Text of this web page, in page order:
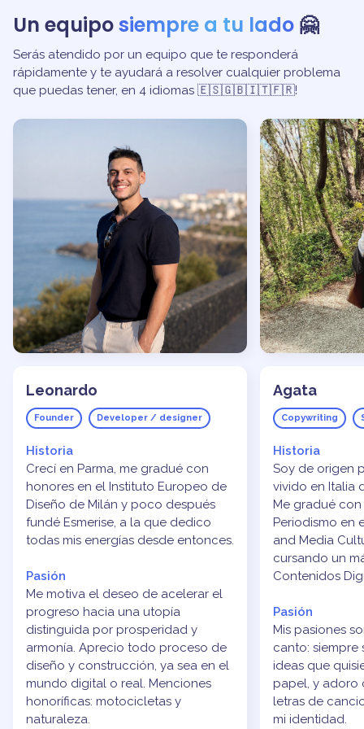
Un equiposiempre a tu lado 🤗
Serás atendido por un equipo que te responderá
rápidamente y te ayudará a resolver cualquier problema
que puedas tener, en 4 idiomas 🇪🇸🇬🇧🇮🇹🇫🇷!
Leonardo
Founder Developer / designer
Historia
Crecí en Parma, me gradué con
honores en el Instituto Europeo de
Diseño de Milán y poco después
fundé Esmerise, a la que dedico
todas mis energías desde entonces.
Pasión
Me motiva el deseo de acelerar el
progreso hacia una utopía
distinguida por prosperidad y
armonía. Aprecio todo proceso de
diseño y construcción, ya sea en el
mundo digital o real. Menciones
honoríficas: motocicletas y
naturaleza.
Agata
Copywriting
Historia
Soy de origen
vivido en Italia
Me gradué
Periodismo en
and Media
cursando un
Contenidos
Pasión
Mis pasiones
canto: siempre
ideas que
papel, y adoro
letras de
mi identidad.